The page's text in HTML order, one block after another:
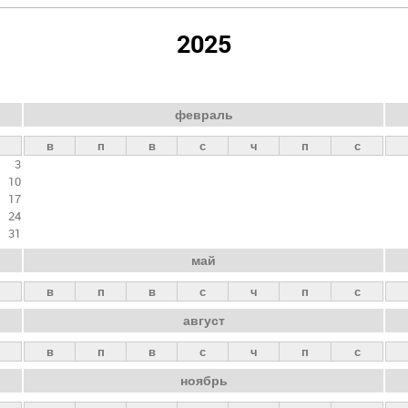
2025
3
10
17
24
31
февраль
в п в с ч п с
май
в п в с ч п с
август
в п в с ч п с
ноябрь